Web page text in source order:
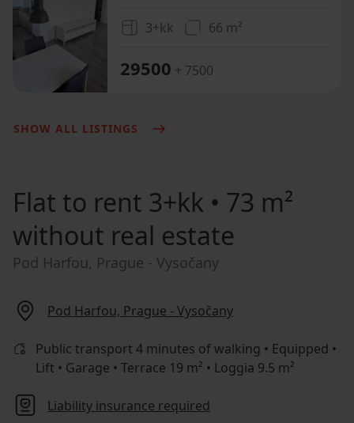
3+kk 66 m²
29500 + 7500
SHOW ALL LISTINGS
Flat to rent 3+kk • 73 m²
without real estate
Pod Harfou, Prague - Vysočany
Pod Harfou, Prague - Vysočany
Public transport 4 minutes of walking • Equipped •
Lift • Garage • Terrace 19 m² • Loggia 9.5 m²
Liability insurance required